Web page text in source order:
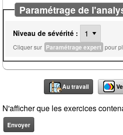
Paramétrage de
Niveau de sévérité :
Cliquer sur Paramétrage expert pour
Au travail
N'afficher que les exercices